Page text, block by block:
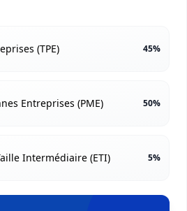
(TPE) 45%
Entreprises (PME) 50%
Intermédiaire (ETI) 5%